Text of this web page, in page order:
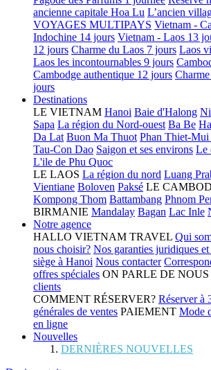
ancienne capitale Hoa Lu L’ancien
VOYAGES MULTIPAYS Vietnam -
Indochine 14 jours Vietnam - Laos 13
12 jours Charme du Laos 7 jours Laos
Laos les incontournables 9 jours
Cambodge authentique 12 jours
jours
Destinations
LE VIETNAM Hanoi Baie d'Halong
Sapa La région du Nord-ouest Ba Be
Da Lat Buon Ma Thuot Phan Thiet-
Tau-Con Dao Saigon et ses environs Le
L'ile de Phu Quoc
LE LAOS La région du nord Luang
Vientiane Boloven Paksé LE
Kompong Thom Battambang Phnom
BIRMANIE Mandalay Bagan Lac Inle
Notre agence
HALLO VIETNAM TRAVEL Qui
nous choisir? Nos garanties juridiques
siège à Hanoi Nous contacter
offres spéciales ON PARLE DE NOUS
clients
COMMENT RÉSERVER? Réserver à
générales de ventes PAIEMENT Mode
en ligne
Nouvelles
DERNIÈRES NOUVELLES